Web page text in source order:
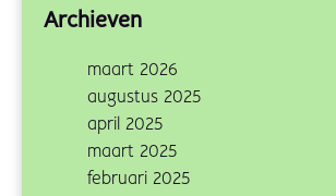
Archieven
maart 2026
augustus 2025
april 2025
maart 2025
februari 2025